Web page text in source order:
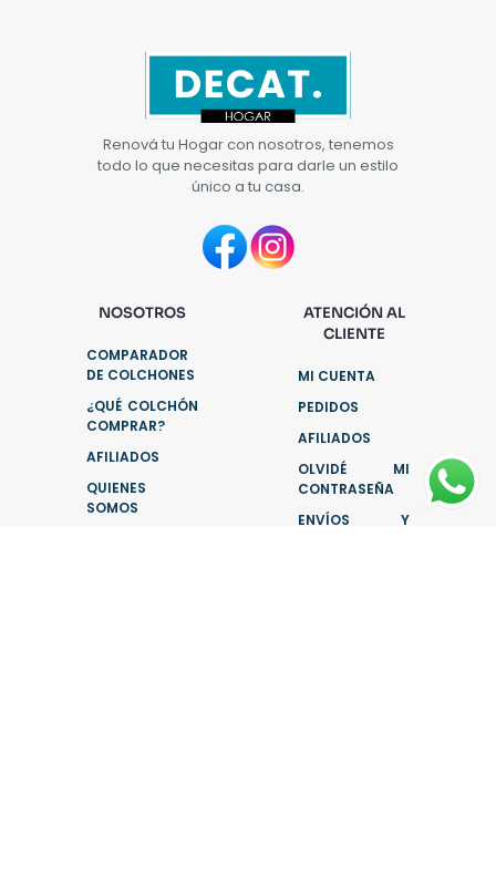
Renová tu Hogar con nosotros, tenemos
todo lo que necesitas para darle un estilo
único a tu casa.
NOSOTROS
COMPARADOR
DE COLCHONES
¿QUÉ COLCHÓN
COMPRAR?
AFILIADOS
QUIENES
SOMOS
ATENCIÓN AL
CLIENTE
MI CUENTA
PEDIDOS
AFILIADOS
OLVIDÉ MI
CONTRASEÑA
ENVÍOS Y